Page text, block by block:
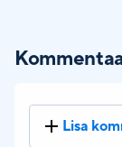
Lisa